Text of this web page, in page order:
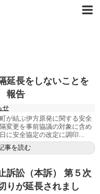
延長をしないことを
報告
せ
が結ぶ伊方原発に関する安全
変更を事前協議の対象に含め
に安全協定の改定に調印...
事を読む
訴訟（本訴） 第５次
りが延長されまし